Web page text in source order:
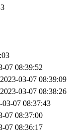
07 08:39:52
2023-03-07 08:39:09
2023-03-07 08:38:26
03-07 08:37:43
07 08:37:00
07 08:36:17